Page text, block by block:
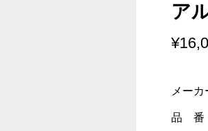
ア
¥
メー
品 番